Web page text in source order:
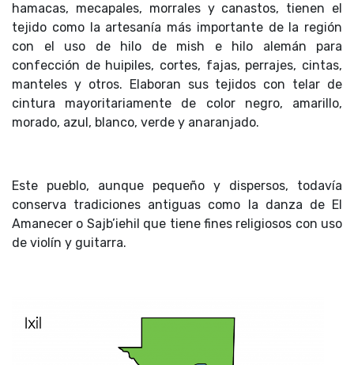
hamacas, mecapales, morrales y canastos, tienen el
tejido como la artesanía más importante de la región
con el uso de hilo de mish e hilo alemán para
confección de huipiles, cortes, fajas, perrajes, cintas,
manteles y otros. Elaboran sus tejidos con telar de
cintura mayoritariamente de color negro, amarillo,
morado, azul, blanco, verde y anaranjado.
Este pueblo, aunque pequeño y dispersos, todavía
conserva tradiciones antiguas como la danza de El
Amanecer o Sajb’iehil que tiene fines religiosos con uso
de violín y guitarra.